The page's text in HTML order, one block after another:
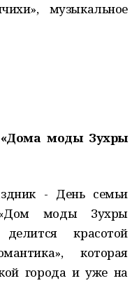
музыкальное
«Дома моды Зухры
- День семьи
моды Зухры
красотой
которая
города и уже на